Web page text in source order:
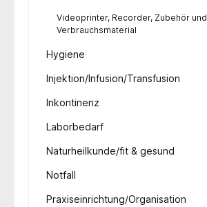
Videoprinter, Recorder, Zubehör und
Verbrauchsmaterial
Hygiene
Injektion/Infusion/Transfusion
Inkontinenz
Laborbedarf
Naturheilkunde/fit & gesund
Notfall
Praxiseinrichtung/Organisation